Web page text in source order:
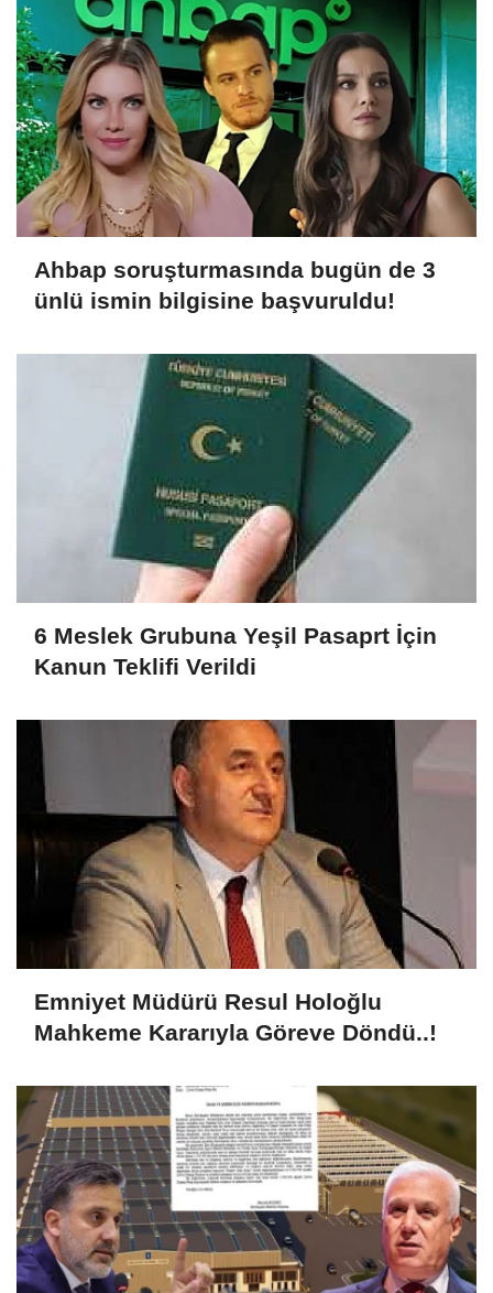
Ahbap soruşturmasında bugün de 3
ünlü ismin bilgisine başvuruldu!
6 Meslek Grubuna Yeşil Pasaprt İçin
Kanun Teklifi Verildi
Emniyet Müdürü Resul Holoğlu
Mahkeme Kararıyla Göreve Döndü..!